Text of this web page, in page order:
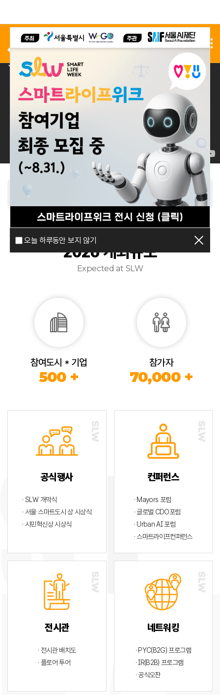
오늘 하루동안 보지 않기
사전 등록 전시 신청
2026 개최규모
Expected at SLW
참여도시 * 기업
500 +
참가자
70,000 +
공식행사
· SLW 개막식
· 서울 스마트도시 상 시상식
· 시민혁신상 시상식
컨퍼런스
· Mayors 포럼
· 글로벌 CDO포럼
· Urban AI 포럼
· 스마트라이프컨퍼런스
전시관
· 전시관 배치도
· 플로어 투어
네트워킹
· PYC(B2G) 프로그램
· IR(B2B) 프로그램
· 공식오찬